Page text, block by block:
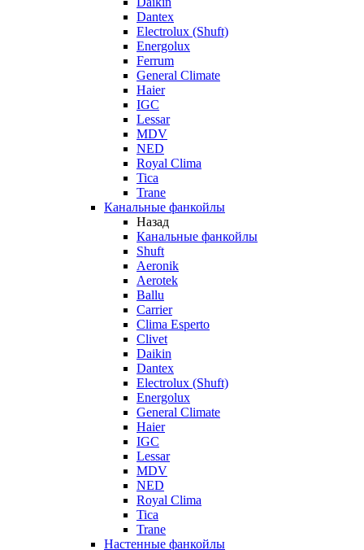
Dantex
Electrolux (Shuft)
Energolux
Ferrum
General Climate
Haier
IGC
Lessar
MDV
NED
Royal Clima
Tica
Trane
Канальные фанкойлы
Назад
Канальные фанкойлы
Shuft
Aeronik
Aerotek
Ballu
Carrier
Clima Esperto
Clivet
Daikin
Dantex
Electrolux (Shuft)
Energolux
General Climate
Haier
IGC
Lessar
MDV
NED
Royal Clima
Tica
Trane
Настенные фанкойлы